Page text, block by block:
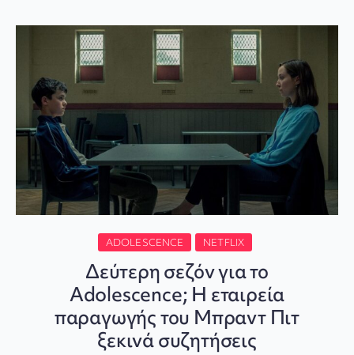
ADOLESCENCE NETFLIX
Δεύτερη σεζόν για το
Adolescence; Η εταιρεία
παραγωγής του Μπραντ Πιτ
ξεκινά συζητήσεις